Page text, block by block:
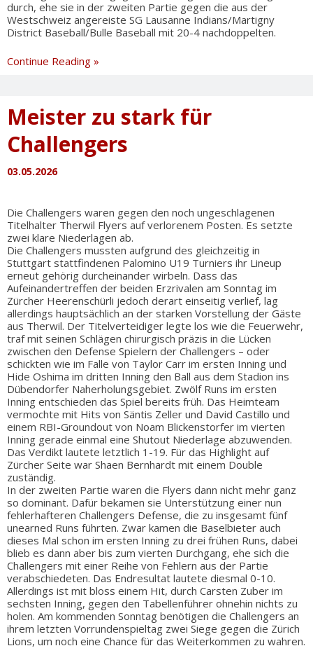
durch, ehe sie in der zweiten Partie gegen die aus der
Westschweiz angereiste SG Lausanne Indians/Martigny
District Baseball/Bulle Baseball mit 20-4 nachdoppelten.
Continue Reading »
Meister zu stark für
Challengers
03.05.2026
Die Challengers waren gegen den noch ungeschlagenen
Titelhalter Therwil Flyers auf verlorenem Posten. Es setzte
zwei klare Niederlagen ab.
Die Challengers mussten aufgrund des gleichzeitig in
Stuttgart stattfindenen Palomino U19 Turniers ihr Lineup
erneut gehörig durcheinander wirbeln. Dass das
Aufeinandertreffen der beiden Erzrivalen am Sonntag im
Zürcher Heerenschürli jedoch derart einseitig verlief, lag
allerdings hauptsächlich an der starken Vorstellung der Gäste
aus Therwil. Der Titelverteidiger legte los wie die Feuerwehr,
traf mit seinen Schlägen chirurgisch präzis in die Lücken
zwischen den Defense Spielern der Challengers – oder
schickten wie im Falle von Taylor Carr im ersten Inning und
Hide Oshima im dritten Inning den Ball aus dem Stadion ins
Dübendorfer Naherholungsgebiet. Zwölf Runs im ersten
Inning entschieden das Spiel bereits früh. Das Heimteam
vermochte mit Hits von Säntis Zeller und David Castillo und
einem RBI-Groundout von Noam Blickenstorfer im vierten
Inning gerade einmal eine Shutout Niederlage abzuwenden.
Das Verdikt lautete letztlich 1-19. Für das Highlight auf
Zürcher Seite war Shaen Bernhardt mit einem Double
zuständig.
In der zweiten Partie waren die Flyers dann nicht mehr ganz
so dominant. Dafür bekamen sie Unterstützung einer nun
fehlerhafteren Challengers Defense, die zu insgesamt fünf
unearned Runs führten. Zwar kamen die Baselbieter auch
dieses Mal schon im ersten Inning zu drei frühen Runs, dabei
blieb es dann aber bis zum vierten Durchgang, ehe sich die
Challengers mit einer Reihe von Fehlern aus der Partie
verabschiedeten. Das Endresultat lautete diesmal 0-10.
Allerdings ist mit bloss einem Hit, durch Carsten Zuber im
sechsten Inning, gegen den Tabellenführer ohnehin nichts zu
holen. Am kommenden Sonntag benötigen die Challengers an
ihrem letzten Vorrundenspieltag zwei Siege gegen die Zürich
Lions, um noch eine Chance für das Weiterkommen zu wahren.